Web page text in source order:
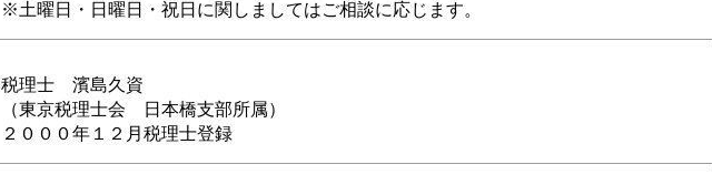
※土曜日・日曜日・祝日に関しましてはご相談に応じます。
税理士 濱島久資
（東京税理士会 日本橋支部所属）
２０００年１２月税理士登録